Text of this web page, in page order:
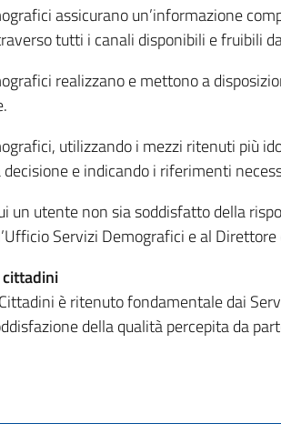
assicurano un’informazione
tutti i canali disponibili e fruibili
realizzano e mettono a
utilizzando i mezzi ritenuti più
e indicando i riferimenti
un utente non sia soddisfatto della
Servizi Demografici e al
cittadini
Cittadini è ritenuto fondamentale dai
della qualità percepita da